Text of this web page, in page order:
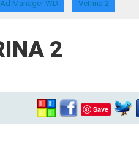
Ad Manager WD Vetrina 2
2
Save